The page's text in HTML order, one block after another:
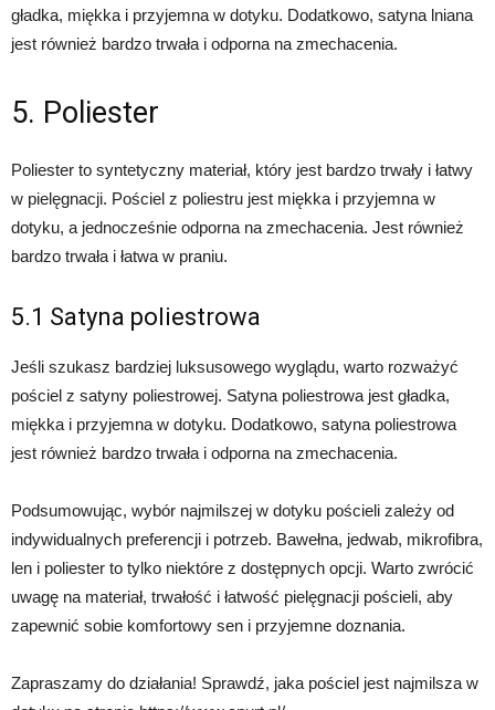
gładka, miękka i przyjemna w dotyku. Dodatkowo, satyna lniana
jest również bardzo trwała i odporna na zmechacenia.
5. Poliester
Poliester to syntetyczny materiał, który jest bardzo trwały i łatwy
w pielęgnacji. Pościel z poliestru jest miękka i przyjemna w
dotyku, a jednocześnie odporna na zmechacenia. Jest również
bardzo trwała i łatwa w praniu.
5.1 Satyna poliestrowa
Jeśli szukasz bardziej luksusowego wyglądu, warto rozważyć
pościel z satyny poliestrowej. Satyna poliestrowa jest gładka,
miękka i przyjemna w dotyku. Dodatkowo, satyna poliestrowa
jest również bardzo trwała i odporna na zmechacenia.
Podsumowując, wybór najmilszej w dotyku pościeli zależy od
indywidualnych preferencji i potrzeb. Bawełna, jedwab, mikrofibra,
len i poliester to tylko niektóre z dostępnych opcji. Warto zwrócić
uwagę na materiał, trwałość i łatwość pielęgnacji pościeli, aby
zapewnić sobie komfortowy sen i przyjemne doznania.
Zapraszamy do działania! Sprawdź, jaka pościel jest najmilsza w